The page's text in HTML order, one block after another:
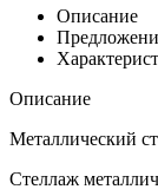
Описание
Описание
Металлический
Стеллаж